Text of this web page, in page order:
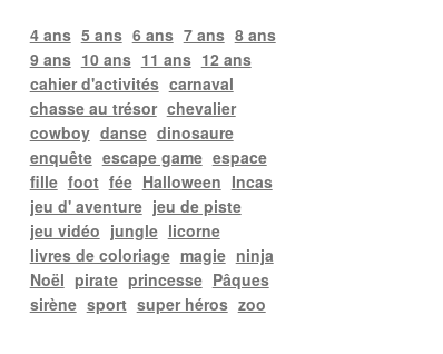
4 ans 5 ans 6 ans 7 ans 8 ans
9 ans 10 ans 11 ans 12 ans
cahier d'activités carnaval
chasse au trésor chevalier
cowboy danse dinosaure
enquête escape game espace
fille foot fée Halloween Incas
jeu d' aventure jeu de piste
jeu vidéo jungle licorne
livres de coloriage magie ninja
Noël pirate princesse Pâques
sirène sport super héros zoo